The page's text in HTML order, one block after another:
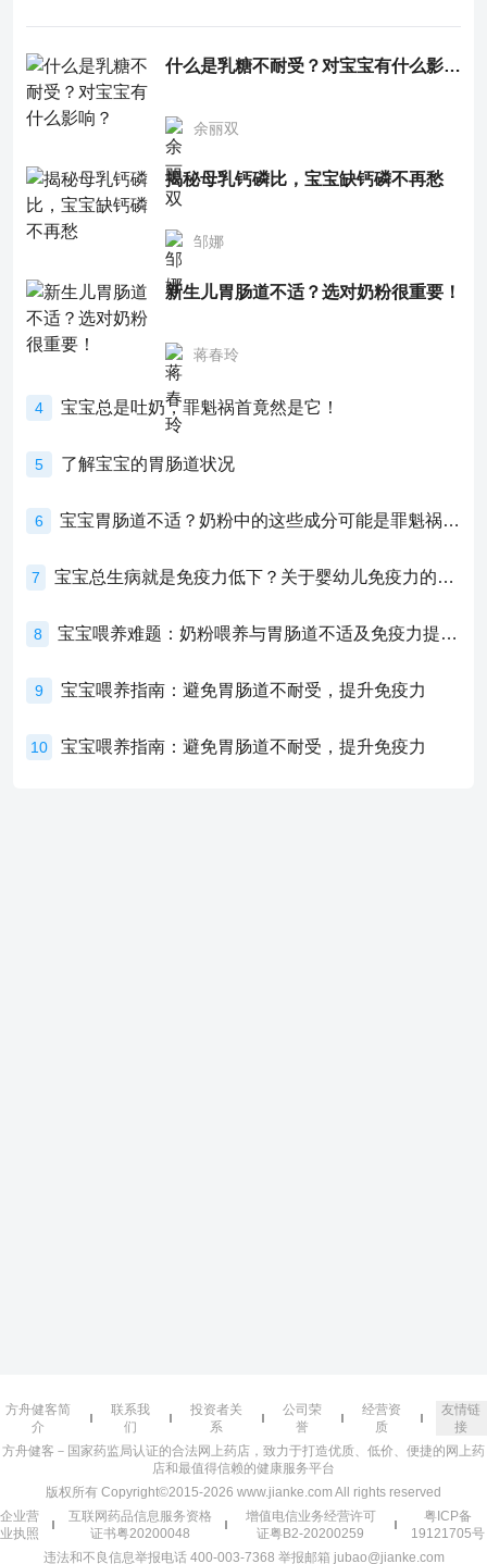
什么是乳糖不耐受？对宝宝有什么影响？
余丽双
揭秘母乳钙磷比，宝宝缺钙磷不再愁
邹娜
新生儿胃肠道不适？选对奶粉很重要！
蒋春玲
4 宝宝总是吐奶，罪魁祸首竟然是它！
5 了解宝宝的胃肠道状况
6 宝宝胃肠道不适？奶粉中的这些成分可能是罪魁祸首！
7 宝宝总生病就是免疫力低下？关于婴幼儿免疫力的真相，家长必须了解！
8 宝宝喂养难题：奶粉喂养与胃肠道不适及免疫力提升的奥秘
9 宝宝喂养指南：避免胃肠道不耐受，提升免疫力
10 宝宝喂养指南：避免胃肠道不耐受，提升免疫力
方舟健客简
介
联系我
们
投资者关
系
公司荣
誉
经营资
质
友情链
接
方舟健客－国家药监局认证的合法网上药店，致力于打造优质、低价、便捷的网上药
店和最值得信赖的健康服务平台
版权所有 Copyright©2015-2026 www.jianke.com All rights reserved
企业营
业执照
互联网药品信息服务资格
证书粤20200048
增值电信业务经营许可
证粤B2-20200259
粤ICP备
19121705号
违法和不良信息举报电话 400-003-7368 举报邮箱 jubao@jianke.com